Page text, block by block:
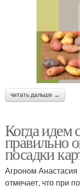
читать дальше →
Когда идем
правильно
посадки
Агроном
отмечает, что при